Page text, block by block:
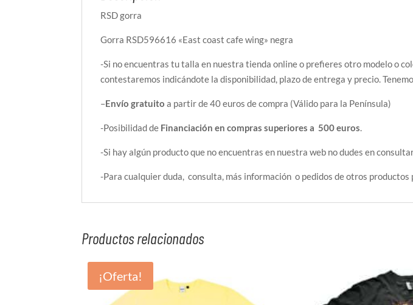
RSD gorra
Gorra RSD596616 «East coast cafe wing» negra
-Si no encuentras tu talla en nuestra tienda online o prefieres otro modelo o
contestaremos indicándote la disponibilidad, plazo de entrega y precio.
–Envío gratuito a partir de 40 euros de compra (Válido para la Península)
-Posibilidad de Financiación en compras superiores a 500 euros.
-Si hay algún producto que no encuentras en nuestra web no dudes en
-Para cualquier duda, consulta, más información o pedidos de otros
Productos relacionados
¡Oferta!